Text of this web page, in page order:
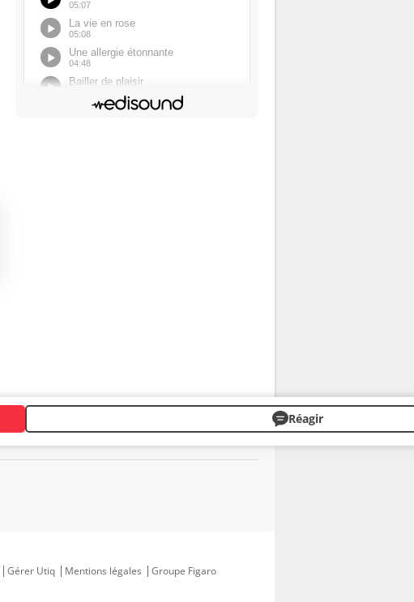
Réagir
Gérer Utiq Mentions légales
Groupe Figaro